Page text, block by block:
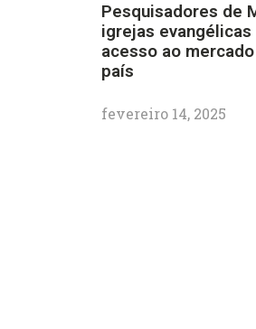
Pesquisadores de
igrejas
acesso ao
país
fevereiro 14, 2025